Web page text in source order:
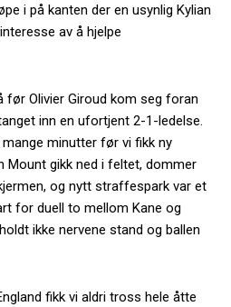
i på kanten der en usynlig Kylian
av å hjelpe
før Olivier Giroud kom seg foran
inn en ufortjent 2-1-ledelse.
minutter før vi fikk ny
Mount gikk ned i feltet, dommer
og nytt straffespark var et
for duell to mellom Kane og
ikke nervene stand og ballen
fikk vi aldri tross hele åtte